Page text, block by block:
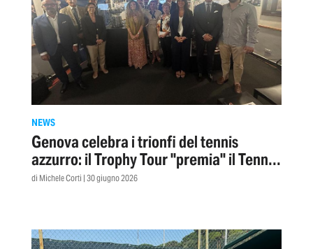
NEWS
Genova celebra i trionfi del tennis
azzurro: il Trophy Tour ''premia'' il Tennis
Club Albaro
di Michele Corti | 30 giugno 2026